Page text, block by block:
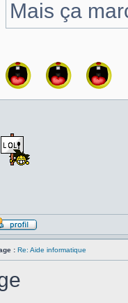
Mais ça
: Re: Aide informatique